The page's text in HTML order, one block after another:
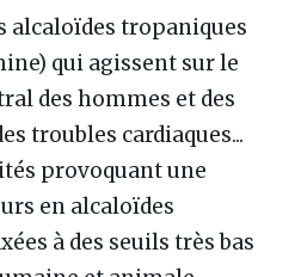
alcaloïdes tropaniques
qui agissent sur le
des hommes et des
troubles cardiaques...
provoquant une
en alcaloïdes
à des seuils très bas